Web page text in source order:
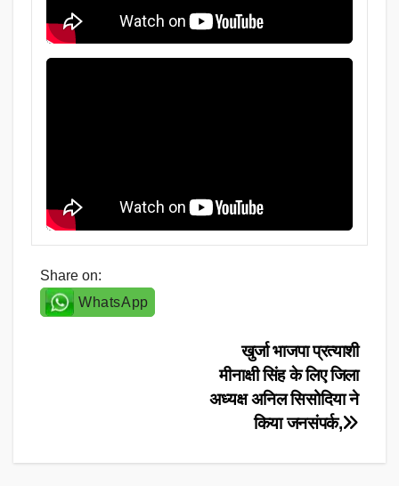
Share on:
WhatsApp
खुर्जा भाजपा प्रत्याशी
मीनाक्षी सिंह के लिए जिला
अध्यक्ष अनिल सिसोदिया ने
किया जनसंपर्क,